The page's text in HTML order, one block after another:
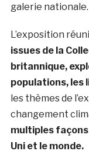
galerie nationale.
L’exposition
issues de la
britannique,
populations, les
les thèmes de
changement
multiples façons
Uni et le monde.